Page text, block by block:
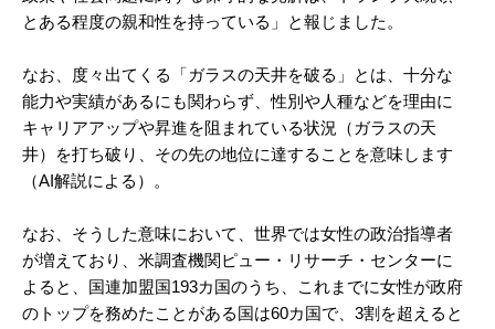
とある程度の親和性を持っている」と報じました。
なお、度々出てくる「ガラスの天井を破る」とは、十分な
能力や実績があるにも関わらず、性別や人種などを理由に
キャリアアップや昇進を阻まれている状況（ガラスの天
井）を打ち破り、その先の地位に達することを意味します
（AI解説による）。
なお、そうした意味において、世界では女性の政治指導者
が増えており、米調査機関ピュー・リサーチ・センターに
よると、国連加盟国193カ国のうち、これまでに女性が政府
のトップを務めたことがある国は60カ国で、3割を超えると